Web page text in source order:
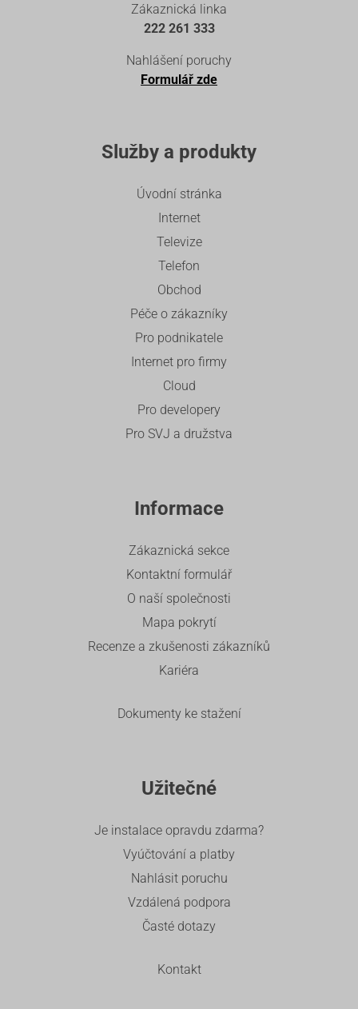
Zákaznická linka
222 261 333
Nahlášení poruchy
Formulář zde
Služby a produkty
Úvodní stránka
Internet
Televize
Telefon
Obchod
Péče o zákazníky
Pro podnikatele
Internet pro firmy
Cloud
Pro developery
Pro SVJ a družstva
Informace
Zákaznická sekce
Kontaktní formulář
O naší společnosti
Mapa pokrytí
Recenze a zkušenosti zákazníků
Kariéra
Dokumenty ke stažení
Užitečné
Je instalace opravdu zdarma?
Vyúčtování a platby
Nahlásit poruchu
Vzdálená podpora
Časté dotazy
Kontakt